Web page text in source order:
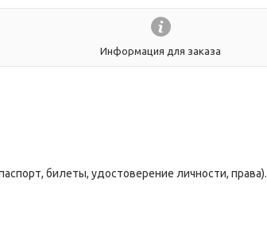
Информация для заказа
билеты, удостоверение личности, права).